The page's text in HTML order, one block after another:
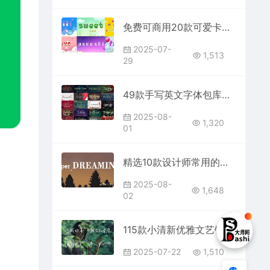
免费可商用20款可爱卡通英文字体素材包大全合集免费分享下载儿童花字样式图片PS平面设计师电商平台效果网站抖音快手许可证ttf
2025-07-
29
1,513
49款手写英文字体包库免费分享下载PS连笔签名花体电商平面设计师素材Procreate海报贺卡婚礼logo杂志排版合集大师网商用
2025-08-
01
1,320
精选10款设计师常用的英文字体免费分享下载PS大师网字库包procreate电商平面宣传高级感素材合集AI软件通用支持ttf格式
2025-08-
02
1,648
115款小清新优雅文艺钢笔手写字体包免费下载分享中文ipad生成平面设计素材定制PS书写好看汉字合集推荐可商用文字模板网站艺术
2025-07-22 1,510